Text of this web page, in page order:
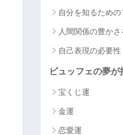
自分を知るための
人間関係の豊か
自己表現の必要性
ビュッフェの夢が
宝くじ運
金運
恋愛運